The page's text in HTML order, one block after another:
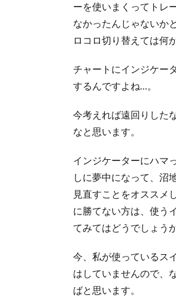
ーを使いまくってトレ
なかったんじゃないか
ロコロ切り替えては何
チャートにインジケー
するんですよね…。
今考えれば遠回りした
なと思います。
インジケーターにハマ
しに夢中になって、沼
見直すことをオススメ
に勝てない方は、使う
てみてはどうでしょうか
今、私が使っているス
はしていませんので、
ばと思います。